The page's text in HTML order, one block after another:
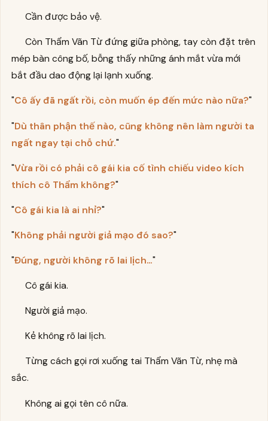
Cần được bảo vệ.
Còn Thẩm Vãn Từ đứng giữa phòng, tay còn đặt trên
mép bàn công bố, bỗng thấy những ánh mắt vừa mới
bắt đầu dao động lại lạnh xuống.
"Cô ấy đã ngất rồi, còn muốn ép đến mức nào nữa?"
"Dù thân phận thế nào, cũng không nên làm người ta
ngất ngay tại chỗ chứ."
"Vừa rồi có phải cô gái kia cố tình chiếu video kích
thích cô Thẩm không?"
"Cô gái kia là ai nhỉ?"
"Không phải người giả mạo đó sao?"
"Đúng, người không rõ lai lịch…"
Cô gái kia.
Người giả mạo.
Kẻ không rõ lai lịch.
Từng cách gọi rơi xuống tai Thẩm Vãn Từ, nhẹ mà
sắc.
Không ai gọi tên cô nữa.